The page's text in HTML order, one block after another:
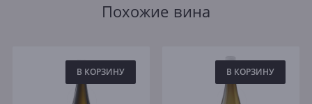
Похожие вина
В КОРЗИНУ В КОРЗИНУ